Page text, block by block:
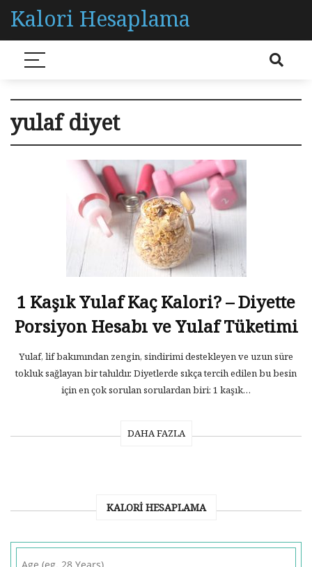
Kalori Hesaplama
yulaf diyet
1 Kaşık Yulaf Kaç Kalori? – Diyette
Porsiyon Hesabı ve Yulaf Tüketimi
Yulaf, lif bakımından zengin, sindirimi destekleyen ve uzun süre
tokluk sağlayan bir tahıldır. Diyetlerde sıkça tercih edilen bu besin
için en çok sorulan sorulardan biri: 1 kaşık…
DAHA FAZLA
KALORI HESAPLAMA